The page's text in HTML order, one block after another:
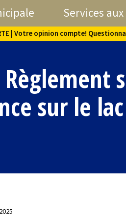
Services
| Votre opinion compte!
sur le